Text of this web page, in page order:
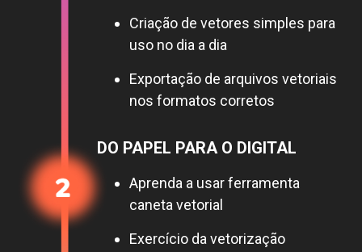
Criação de vetores simples para
uso no dia a dia
Exportação de arquivos vetoriais
nos formatos corretos
DO PAPEL PARA O DIGITAL
Aprenda a usar ferramenta
caneta vetorial
Exercício da vetorização